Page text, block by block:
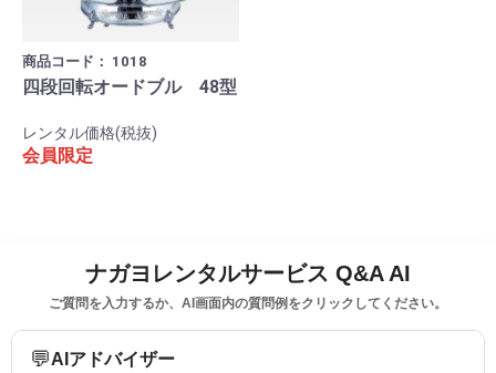
商品コード： 1018
四段回転オードブル 48型
レンタル価格(税抜)
会員限定
ナガヨレンタルサービス Q&A AI
ご質問を入力するか、AI画面内の質問例をクリックしてください。
💬AIアドバイザー